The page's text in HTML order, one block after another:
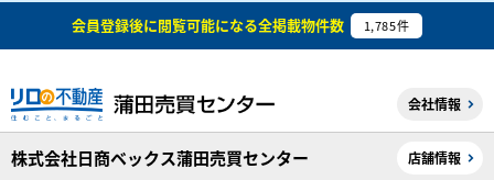
会員登録後に閲覧可能になる全掲載物件数 1,785件
会社情報
株式会社日商ベックス蒲田売買センター 店舗情報